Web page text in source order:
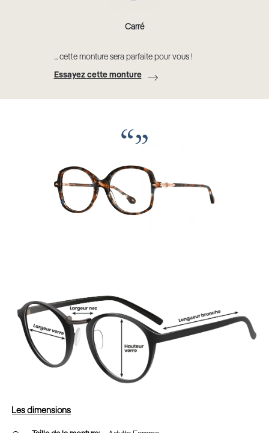
Carré
... cette monture sera parfaite pour vous !
Essayez cette monture
Les dimensions